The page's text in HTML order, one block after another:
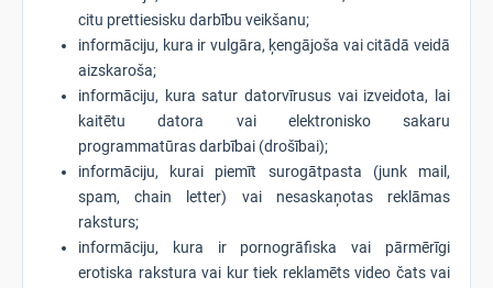
citu prettiesisku darbību veikšanu;
informāciju, kura ir vulgāra, ķengājoša vai citādā veidā
aizskaroša;
informāciju, kura satur datorvīrusus vai izveidota, lai
kaitētu datora vai elektronisko sakaru
programmatūras darbībai (drošībai);
informāciju, kurai piemīt surogātpasta (junk mail,
spam, chain letter) vai nesaskaņotas reklāmas
raksturs;
informāciju, kura ir pornogrāfiska vai pārmērīgi
erotiska rakstura vai kur tiek reklamēts video čats vai